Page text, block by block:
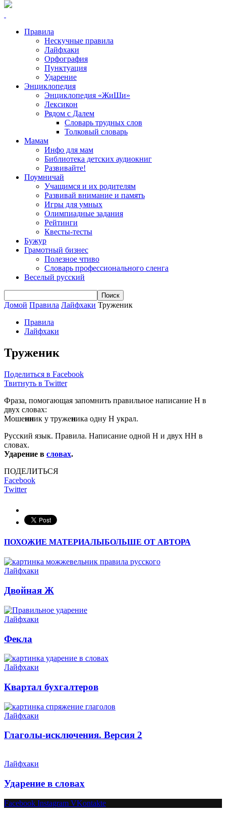
Правила
Нескучные правила
Лайфхаки
Орфография
Пунктуация
Ударение
Энциклопедия
Энциклопедия «ЖиШи»
Лексикон
Рядом с Далем
Словарь трудных слов
Толковый словарь
Мамам
Инфо для мам
Библиотека детских аудиокниг
Развивайте!
Поумничай
Учащимся и их родителям
Развивай внимание и память
Игры для умных
Олимпиадные задания
Рейтинги
Квесты-тесты
Бужур
Грамотный бизнес
Полезное чтиво
Словарь профессионального сленга
Веселый русский
Домой Правила Лайфхаки Труженик
Правила
Лайфхаки
Труженик
Поделиться в Facebook
Твитнуть в Twitter
Фраза, помогающая запомнить правильное написание Н в
двух словах:
Мошенник у труженика одну Н украл.
Русский язык. Правила. Написание одной Н и двух НН в
словах.
Ударение в словах.
ПОДЕЛИТЬСЯ
Facebook
Twitter
ПОХОЖИЕ МАТЕРИАЛЫБОЛЬШЕ ОТ АВТОРА
Лайфхаки
Двойная Ж
Лайфхаки
Фекла
Лайфхаки
Квартал бухгалтеров
Лайфхаки
Глаголы-исключения. Версия 2
Лайфхаки
Ударение в словах
Facebook Instagram VKontakte